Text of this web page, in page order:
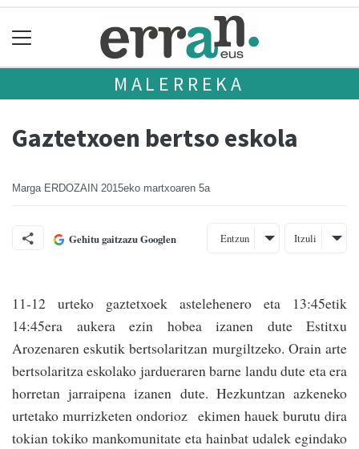
MALERREKA
Gaztetxoen bertso eskola
Marga ERDOZAIN 2015eko martxoaren 5a
Gehitu gaitzazu Googlen Entzun Itzuli
11-12 urteko gaztetxo­ek astelehenero eta 13:45etik
14:45era aukera ezin hobea izanen dute Estitxu
Arozenaren eskutik bertsolari­tzan murgiltzeko. Orain arte
bertsolaritza eskolako jardueraren barne landu dute eta era
horretan jarraipena izanen dute. Hezkun­tzan azkeneko
urtetako murrizketen ondorioz ekimen hauek burutu dira
tokian tokiko mankomunitate eta hainbat udalek egindako